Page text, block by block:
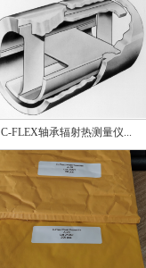
C-FLEX轴承辐射热测量仪...